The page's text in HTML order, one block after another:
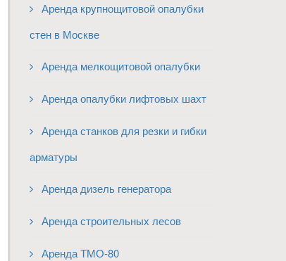
Аренда крупнощитовой опалубки
стен в Москве
Аренда мелкощитовой опалубки
Аренда опалубки лифтовых шахт
Аренда станков для резки и гибки
арматуры
Аренда дизель генератора
Аренда строительных лесов
Аренда ТМО-80